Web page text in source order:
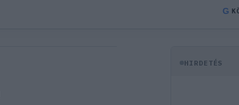
G
HIRDETÉS